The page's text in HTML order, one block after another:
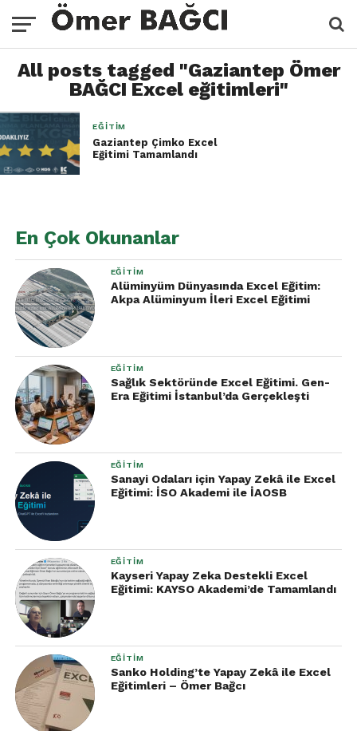
All posts tagged "Gaziantep Ömer
BAĞCI Excel eğitimleri"
EĞITIM
Gaziantep Çimko Excel
Eğitimi Tamamlandı
En Çok Okunanlar
EĞITIM
Alüminyüm Dünyasında Excel Eğitim:
Akpa Alüminyum İleri Excel Eğitimi
EĞITIM
Sağlık Sektöründe Excel Eğitimi. Gen-
Era Eğitimi İstanbul’da Gerçekleşti
EĞITIM
Sanayi Odaları için Yapay Zekâ ile Excel
Eğitimi: İSO Akademi ile İAOSB
EĞITIM
Kayseri Yapay Zeka Destekli Excel
Eğitimi: KAYSO Akademi’de Tamamlandı
EĞITIM
Sanko Holding’te Yapay Zekâ ile Excel
Eğitimleri – Ömer Bağcı